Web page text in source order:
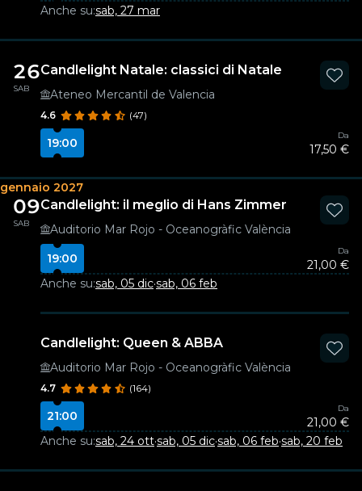
Anche su:sab, 27 mar
26
SAB
Candlelight Natale: classici di Natale
Ateneo Mercantil de Valencia
4.6 (47)
19:00
Da
17,50 €
gennaio 2027
09
SAB
Candlelight: il meglio di Hans Zimmer
Auditorio Mar Rojo - Oceanogràfic València
19:00
Da
21,00 €
Anche su:sab, 05 dic·sab, 06 feb
Candlelight: Queen & ABBA
Auditorio Mar Rojo - Oceanogràfic València
4.7 (164)
21:00
Da
21,00 €
Anche su:sab, 24 ott·sab, 05 dic·sab, 06 feb·sab, 20 feb